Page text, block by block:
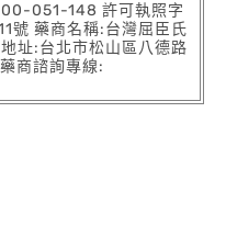
051-148 許可執照字
號 藥商名稱:台灣屈臣氏
址:台北市松山區八德路
商諮詢專線: